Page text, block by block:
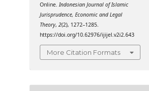
Online. Indonesian Journal of Islamic
Jurisprudence, Economic and Legal
Theory,2(2), 1272–1285.
https://doi.org/10.62976/ijijel.v2i2.643
More Citation Formats